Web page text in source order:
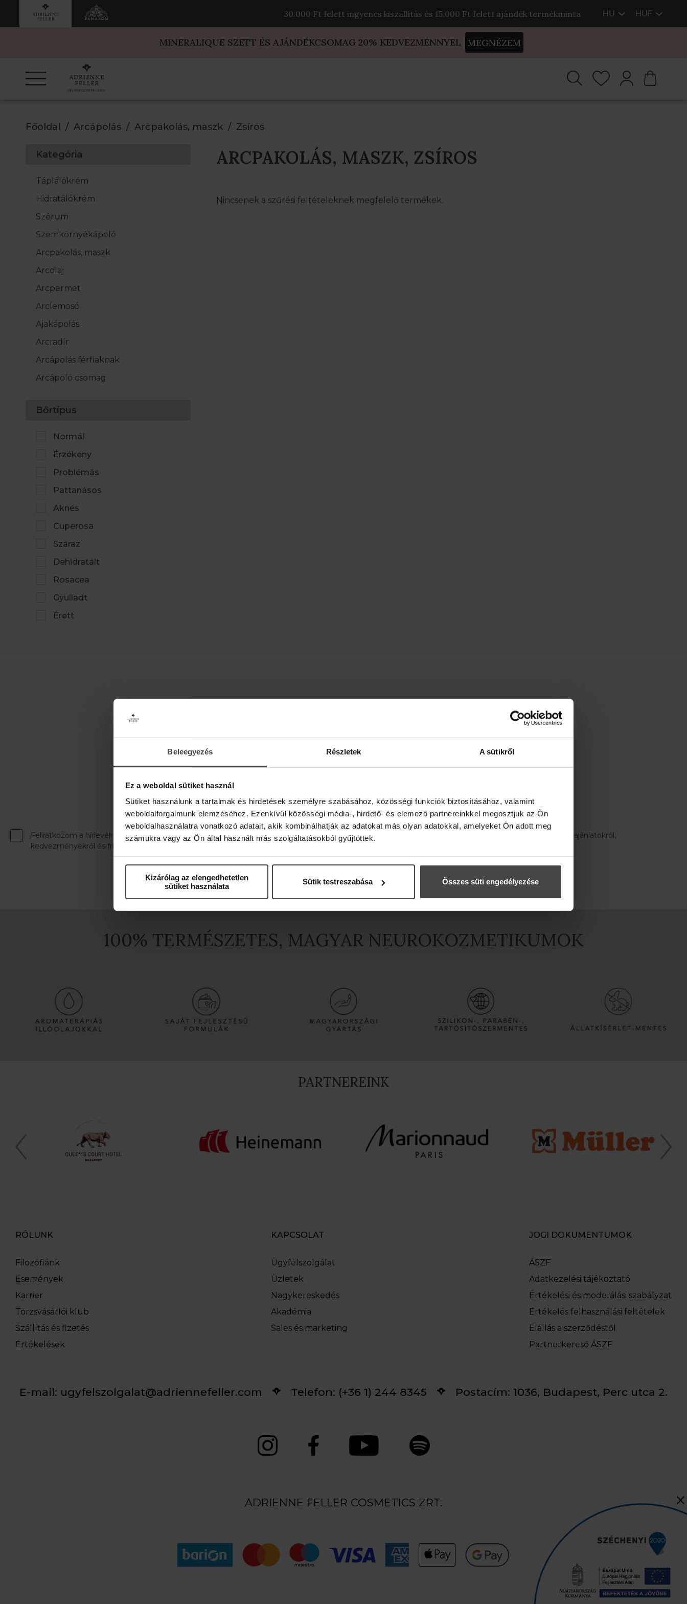
Beleegyezés Részletek A sütikről
Ez a weboldal sütiket használ
Sütiket használunk a tartalmak és hirdetések személyre szabásához, közösségi funkciók biztosításához, valamint
weboldalforgalmunk elemzéséhez. Ezenkívül közösségi média-, hirdető- és elemező partnereinkkel megosztjuk az Ön
weboldalhasználatra vonatkozó adatait, akik kombinálhatják az adatokat más olyan adatokkal, amelyeket Ön adott meg
számukra vagy az Ön által használt más szolgáltatásokból gyűjtöttek.
Kizárólag az elengedhetetlen
sütiket használata
Sütik testreszabása Összes süti engedélyezése
30.000 Ft felett ingyenes kiszállítás és 15.000 Ft felett ajándék termékminta HU HUF
MINERALIQUE SZETT ÉS AJÁNDÉKCSOMAG 20% KEDVEZMÉNNYEL MEGNÉZEM
Főoldal Arcápolás Arcpakolás, maszk Zsíros
Kategória
Táplálókrém
Hidratálókrém
Szérum
Szemkörnyékápoló
Arcpakolás, maszk
Arcolaj
Arcpermet
Arclemosó
Ajakápolás
Arcradír
Arcápolás férfiaknak
Arcápoló csomag
Bőrtípus
Normál
Érzékeny
Problémás
Pattanásos
Aknés
Cuperosa
Száraz
Dehidratált
Rosacea
Gyulladt
Érett
ARCPAKOLÁS, MASZK, ZSÍROS
Nincsenek a szűrési feltételeknek megfelelő termékek.
ÉRTESÜLJ ELSŐKÉNT HÍREINKRŐL, AKCIÓINKRÓL!
10% kedvezményre jogosító kuponnal ajándékozunk meg (lakossági vásárlás esetén)
Feliratkozom a hírlevélre, és hozzájárulok ahhoz, hogy az Adrienne Feller Cosmetics Zrt. részemre reklámanyagokat küldjön, hogy elsőként értesüljek az ajánlatokról,
kedvezményekről és friss hírekről. Hozzájárulok adataim Adatkezelési tájékoztató szerinti kezeléséhez.
Szakmai hírleveleinkre, bejelentkezés után, a szakmai profilodban iratkozhatsz fel. BEJELENTKEZÉS
100% TERMÉSZETES, MAGYAR NEUROKOZMETIKUMOK
PARTNEREINK
RÓLUNK
Filozófiánk
Események
Karrier
Törzsvásárlói klub
Szállítás és fizetés
Értékelések
KAPCSOLAT
Ügyfélszolgálat
Üzletek
Nagykereskedés
Akadémia
Sales és marketing
JOGI DOKUMENTUMOK
ÁSZF
Adatkezelési tájékoztató
Értékelési és moderálási szabályzat
Értékelés felhasználási feltételek
Elállás a szerződéstől
Partnerkereső ÁSZF
E-mail: ugyfelszolgalat@adriennefeller.com Telefon: (+36 1) 244 8345 Postacím: 1036, Budapest, Perc utca 2.
ADRIENNE FELLER COSMETICS ZRT.